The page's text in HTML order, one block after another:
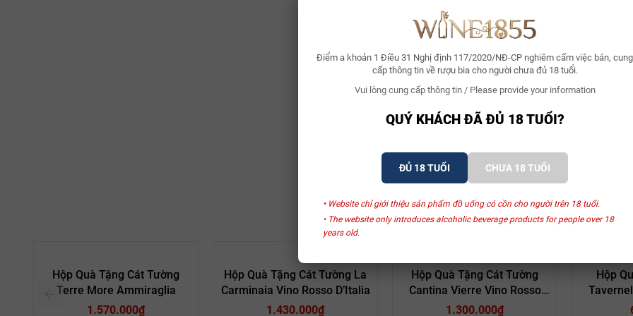
Điểm a khoản 1 Điều 31 Nghị định 117/2020/NĐ-CP nghiêm cấm việc bán, cung
cấp thông tin về rượu bia cho người chưa đủ 18 tuổi.
Vui lòng cung cấp thông tin / Please provide your information
QUÝ KHÁCH ĐÃ ĐỦ 18 TUỔI?
ĐỦ 18 TUỔI CHƯA 18 TUỔI
• Website chỉ giới thiệu sản phẩm đồ uống có cồn cho người trên 18 tuổi.
• The website only introduces alcoholic beverage products for people over 18
years old.
SẢN PHẨM LIÊN QUAN
Hộp Quà Tặng Cát Tường
Terre More Ammiraglia
1.570.000₫
Hộp Quà Tặng Cát Tường La
Carminaia Vino Rosso D’Italia
1.430.000₫
Hộp Quà Tặng Cát Tường
Cantina Vierre Vino Rosso
D’Italia
1.300.000₫
Hộp